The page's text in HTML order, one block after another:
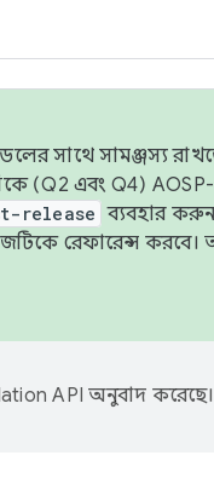
সাথে সামঞ্জস্য
(Q2 এবং Q4)
release ব্যবহার
রেফারেন্স
API অনুবাদ করেছে।